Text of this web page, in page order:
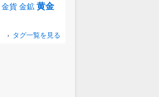
金貨 金鉱 黄金
タグ一覧を見る